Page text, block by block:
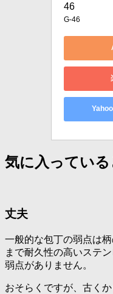
46
G-46
気に入っている
丈夫
一般的な包丁の弱点は
まで耐久性の高いステ
弱点がありません。
おそらくですが、古く